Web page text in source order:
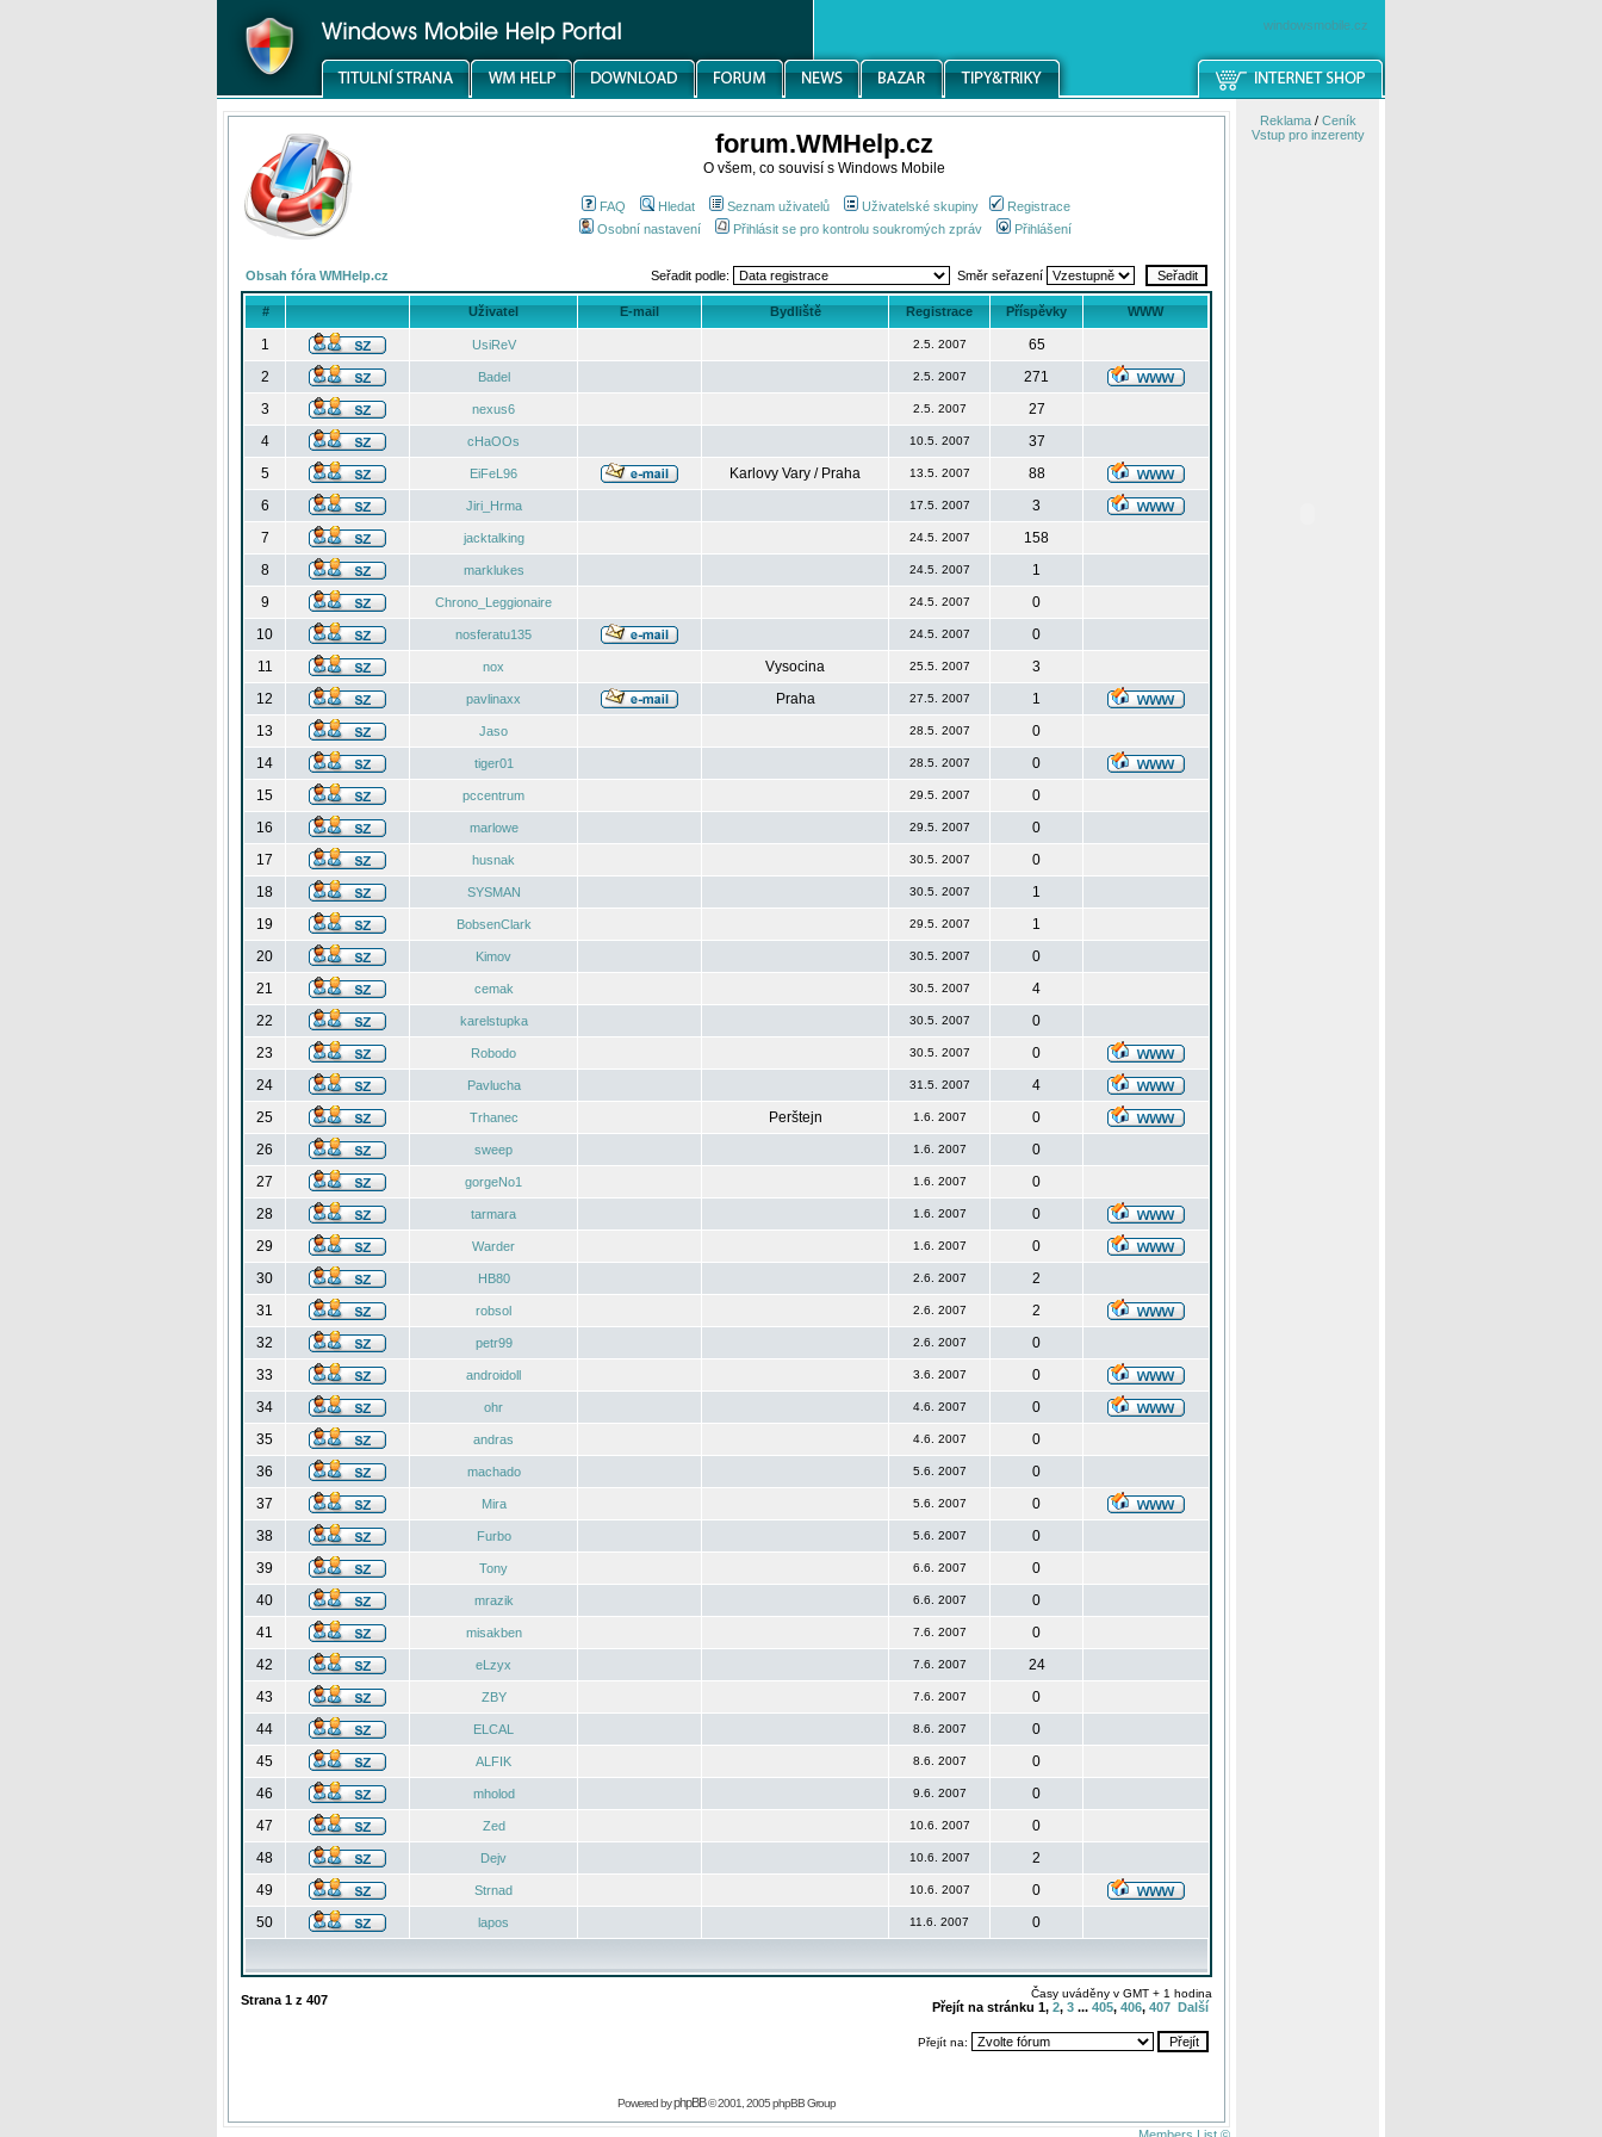
windowsmobile.cz
forum.WMHelp.cz
O všem, co souvisí s Windows Mobile
FAQ Hledat Seznam uživatelů Uživatelské skupiny
Registrace
Osobní nastavení
Přihlásit se pro kontrolu soukromých zpráv Přihlášení
Obsah fóra WMHelp.cz Seřadit podle: Směr seřazení
# Uživatel E-mail Bydliště Registrace Příspěvky WWW
1 UsiReV 2.5. 2007
65
2
Badel 2.5. 2007
271
3
nexus6 2.5. 2007
27
4
cHaOOs 10.5. 2007
37
5
EiFeL96 Karlovy Vary / Praha 13.5. 2007
88
6
Jiri_Hrma 17.5. 2007
3
7
jacktalking 24.5. 2007
158
8
marklukes 24.5. 2007
1
9
Chrono_Leggionaire 24.5. 2007
0
10
nosferatu135 24.5. 2007
0
11
nox Vysocina 25.5. 2007
3
12
pavlinaxx Praha 27.5. 2007
1
13
Jaso 28.5. 2007
0
14
tiger01 28.5. 2007
0
15
pccentrum 29.5. 2007
0
16
marlowe 29.5. 2007
0
17
husnak 30.5. 2007
0
18
SYSMAN 30.5. 2007
1
19
BobsenClark 29.5. 2007
1
20
Kimov 30.5. 2007
0
21
cemak 30.5. 2007
4
22
karelstupka 30.5. 2007
0
23
Robodo 30.5. 2007
0
24
Pavlucha 31.5. 2007
4
25
Trhanec Perštejn 1.6. 2007
0
26
sweep 1.6. 2007
0
27
gorgeNo1 1.6. 2007
0
28
tarmara 1.6. 2007
0
29
Warder 1.6. 2007
0
30
HB80 2.6. 2007
2
31
robsol 2.6. 2007
2
32
petr99 2.6. 2007
0
33
androidoll 3.6. 2007
0
34
ohr 4.6. 2007
0
35
andras 4.6. 2007
0
36
machado 5.6. 2007
0
37
Mira 5.6. 2007
0
38
Furbo 5.6. 2007
0
39
Tony 6.6. 2007
0
40
mrazik 6.6. 2007
0
41
misakben 7.6. 2007
0
42
eLzyx 7.6. 2007
24
43
ZBY 7.6. 2007
0
44
ELCAL 8.6. 2007
0
45
ALFIK 8.6. 2007
0
46
mholod 9.6. 2007
0
47
Zed 10.6. 2007
0
48
Dejv 10.6. 2007
2
49
Strnad 10.6. 2007
0
50
lapos 11.6. 2007 0
Strana 1 z 407 Časy uváděny v GMT + 1 hodina
Přejít na stránku 1, 2, 3 ... 405, 406, 407 Další
Přejít na:
Powered byphpBB© 2001, 2005 phpBB Group
Reklama/ Ceník
Vstup pro inzerenty